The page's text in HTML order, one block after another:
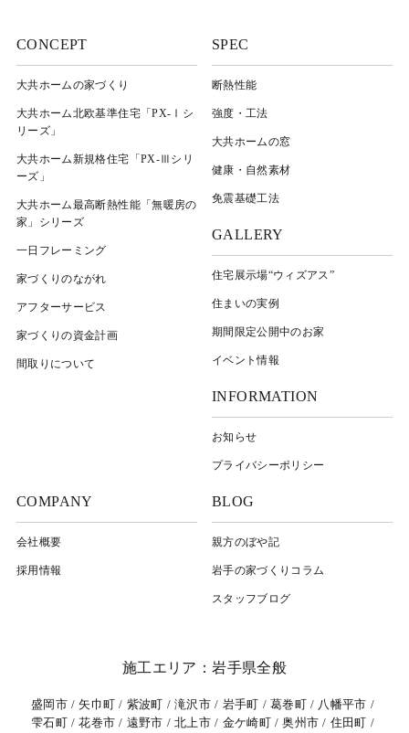
CONCEPT
大共ホームの家づくり
大共ホーム北欧基準住宅「PX-Ⅰシ
リーズ」
大共ホーム新規格住宅「PX-Ⅲシリ
ーズ」
大共ホーム最高断熱性能「無暖房の
家」シリーズ
一日フレーミング
家づくりのながれ
アフターサービス
家づくりの資金計画
間取りについて
SPEC
断熱性能
強度・工法
大共ホームの窓
健康・自然素材
免震基礎工法
GALLERY
住宅展示場“ウィズアス”
住まいの実例
期間限定公開中のお家
イベント情報
INFORMATION
お知らせ
プライバシーポリシー
COMPANY
会社概要
採用情報
BLOG
親方のぼや記
岩⼿の家づくりコラム
スタッフブログ
施工エリア：岩手県全般
盛岡市 矢巾町 紫波町 滝沢市 岩手町 葛巻町
八幡平市
雫石町
花巻市 遠野市 北上市 金ケ崎町 奥州市 住田町